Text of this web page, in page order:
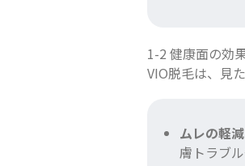
1-2 健康面の効
VIO脱毛は、見
ムレの軽減
膚トラブ